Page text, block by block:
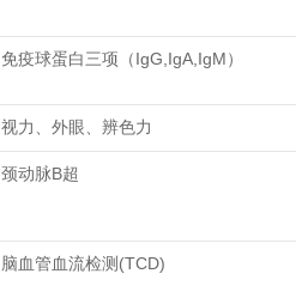
免疫球蛋白三项（IgG,IgA,IgM）
视力、外眼、辨色力
颈动脉B超
脑血管血流检测(TCD)